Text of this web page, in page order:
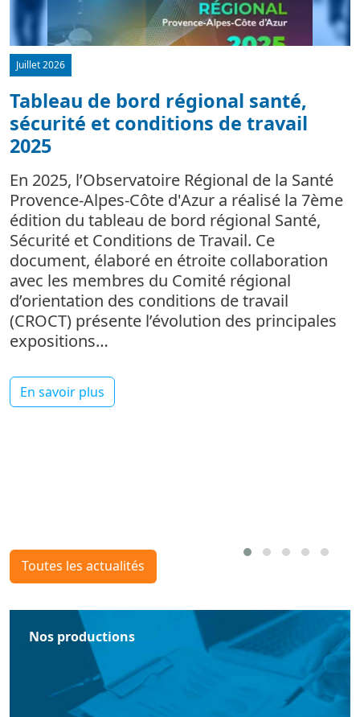
Juillet 2026
Tableau de bord régional santé,
sécurité et conditions de travail
2025
En 2025, l’Observatoire Régional de la Santé
Provence-Alpes-Côte d'Azur a réalisé la 7ème
édition du tableau de bord régional Santé,
Sécurité et Conditions de Travail. Ce
document, élaboré en étroite collaboration
avec les membres du Comité régional
d’orientation des conditions de travail
(CROCT) présente l’évolution des principales
expositions…
En savoir plus
Toutes les actualités
Nos productions